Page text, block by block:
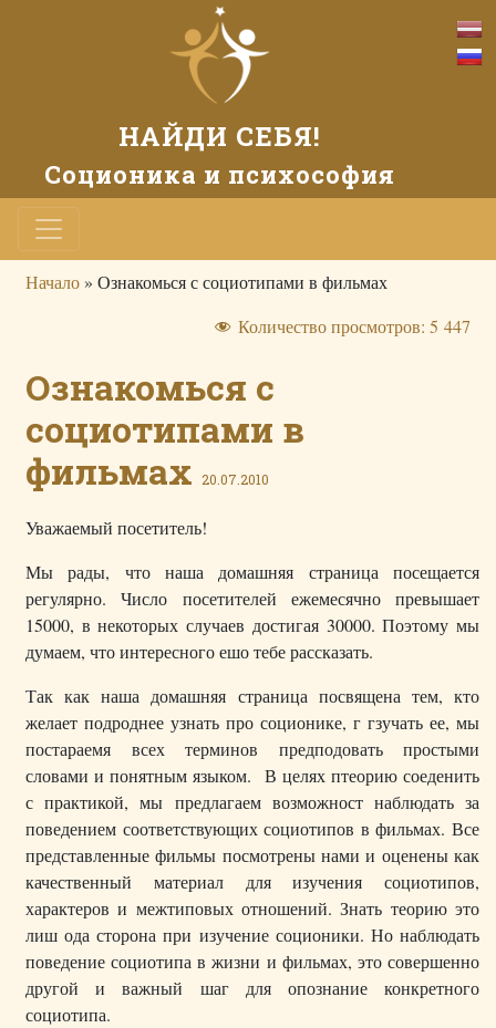
НАЙДИ СЕБЯ!
Соционика и психософия
Начало» Ознакомься с социотипами в фильмах
Количество просмотров: 5 447
Ознакомься с
социотипами в
фильмах 20.07.2010
Уважаемый посетитель!
Мы рады, что наша домашняя страница посещается
регулярно. Число посетителей ежемесячно превышает
15000, в некоторых случаев достигая 30000. Поэтому мы
думаем, что интересного ешо тебе рассказать.
Так как наша домашняя страница посвящена тем, кто
желает подроднее узнать про соционике, г гзучать ее, мы
постараемя всех терминов предподовать простыми
словами и понятным языком. В целях птеорию соеденить
с практикой, мы предлагаем возможност наблюдать за
поведением соответствующих социотипов в фильмах. Все
представленные фильмы посмотрены нами и оценены как
качественный материал для изучения социотипов,
характеров и межтиповых отношений. Знать теорию это
лиш ода сторона при изучение соционики. Но наблюдать
поведение социотипа в жизни и фильмах, это совершенно
другой и важный шаг для опознание конкретного
социотипа.